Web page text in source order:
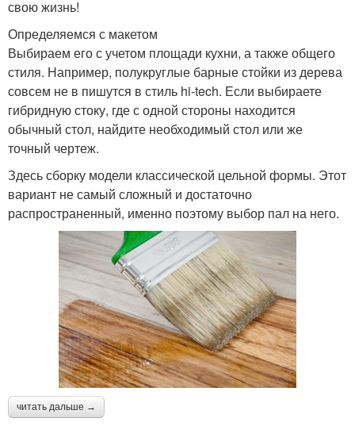
свою жизнь!
Определяемся с макетом
Выбираем его с учетом площади кухни, а также общего
стиля. Например, полукруглые барные стойки из дерева
совсем не в пишутся в стиль hi-tech. Если выбираете
гибридную стоку, где с одной стороны находится
обычный стол, найдите необходимый стол или же
точный чертеж.
Здесь сборку модели классической цельной формы. Этот
вариант не самый сложный и достаточно
распространенный, именно поэтому выбор пал на него.
читать дальше →